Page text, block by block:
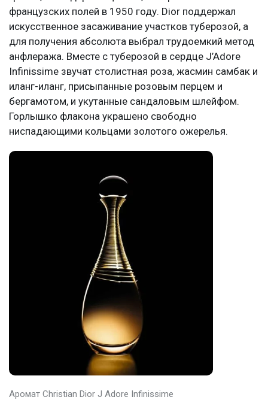
французских полей в 1950 году. Dior поддержал
искусственное засаживание участков туберозой, а
для получения абсолюта выбрал трудоемкий метод
анфлеража. Вместе с туберозой в сердце J’Adore
Infinissime звучат столистная роза, жасмин самбак и
иланг-иланг, присыпанные розовым перцем и
бергамотом, и укутанные сандаловым шлейфом.
Горлышко флакона украшено свободно
ниспадающими кольцами золотого ожерелья.
Аромат Christian Dior J Adore Infinissime